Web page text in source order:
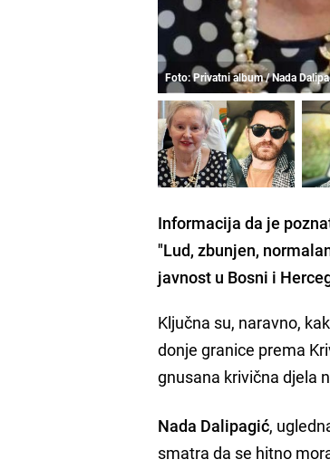
Foto: Privatni album / Nada
Informacija da je
"Lud, zbunjen,
javnost u Bosni i
Ključna su, naravno,
donje granice prema
gnusana krivična djela
Nada Dalipagić,
smatra da se hitno